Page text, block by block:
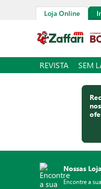
Loja Online
REVISTA SEM
Nossas
Encontre a sua